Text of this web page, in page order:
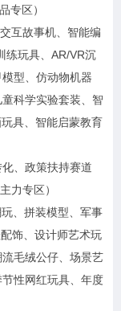
专区）
互故事机、智能编
练玩具、AR/VR沉
型、仿动物机器
科学实验套装、智
具、智能启蒙教育
、政策扶持赛道
力专区）
、拼装模型、军事
饰、设计师艺术玩
毛绒公仔、场景艺
性网红玩具、年度